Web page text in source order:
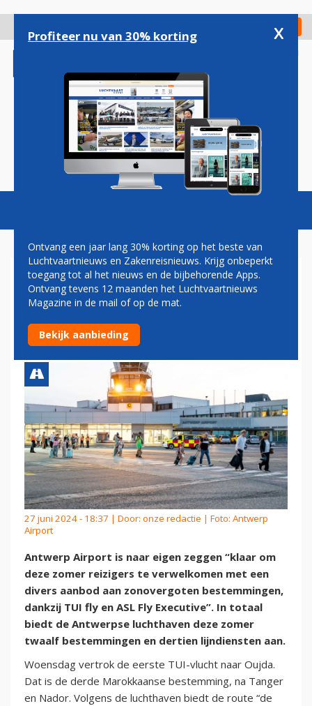
gaan
Check in
Magazine Podcasts Vacatures
DEZE ZOMER 12
BESTEMMINGEN BEREIKBAAR
VANAF ANTWERP AIRPORT
27 juni 2024 - 18:37 | Door: onze redactie | Foto: Antwerp
Airport
Antwerp Airport is naar eigen zeggen “klaar om
deze zomer reizigers te verwelkomen met een
divers aanbod aan zonovergoten bestemmingen,
dankzij TUI fly en ASL Fly Executive”. In totaal
biedt de Antwerpse luchthaven deze zomer
twaalf bestemmingen en dertien lijndiensten aan.
Woensdag vertrok de eerste TUI-vlucht naar Oujda.
Dat is de derde Marokkaanse bestemming, na Tanger
en Nador. Volgens de luchthaven biedt de route “de
Profiteer nu van 30% korting x
Ontvang een jaar lang 30% korting op het beste van
Luchtvaartnieuws en Zakenreisnieuws. Krijg onbeperkt
toegang tot al het nieuws en de bijbehorende Apps.
Ontvang tevens 12 maanden het Luchtvaartnieuws
Magazine in de mail of op de mat.
Bekijk aanbieding